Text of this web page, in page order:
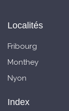
Localités
Fribourg
Monthey
Nyon
Index